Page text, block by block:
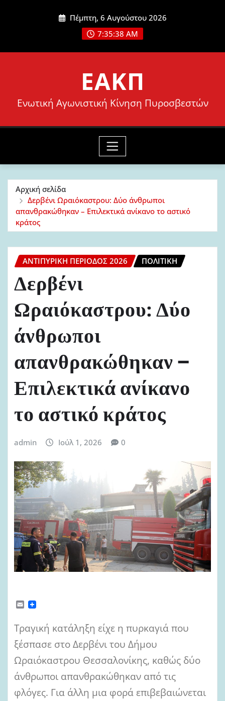
Πέμπτη, 6 Αυγούστου 2026
7:35:40 AM
ΕΑΚΠ
Ενωτική Αγωνιστική Κίνηση Πυροσβεστών
Αρχική σελίδα
Δερβένι Ωραιόκαστρου: Δύο άνθρωποι
απανθρακώθηκαν – Επιλεκτικά ανίκανο το αστικό
κράτος
ΑΝΤΙΠΥΡΙΚΉ ΠΕΡΊΟΔΟΣ 2026 ΠΟΛΙΤΙΚΉ
Δερβένι
Ωραιόκαστρου: Δύο
άνθρωποι
απανθρακώθηκαν –
Επιλεκτικά ανίκανο
το αστικό κράτος
admin Ιούλ 1, 2026 0
E
i
Τραγική κατάληξη είχε η πυρκαγιά που
ξέσπασε στο Δερβένι του Δήμου
Ωραιόκαστρου Θεσσαλονίκης, καθώς δύο
άνθρωποι απανθρακώθηκαν από τις
φλόγες. Για άλλη μια φορά επιβεβαιώνεται